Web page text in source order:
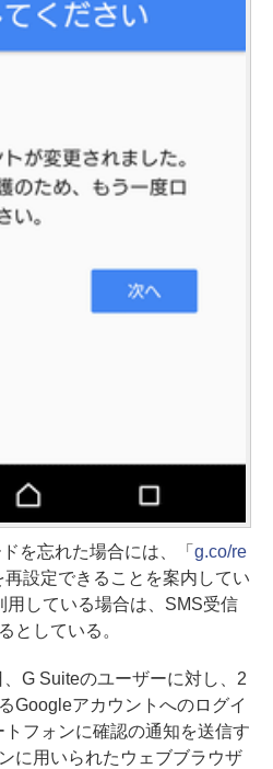
を忘れた場合には、「 g.co/re
設定できることを案内してい
用している場合は、SMS受信
としている。
G Suiteのユーザーに対し、2
Googleアカウントへのログイ
フォンに確認の通知を送信す
に用いられたウェブブラウザ